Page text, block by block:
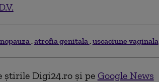
atrofia genitala uscaciune vaginala
știrile Digi24.ro și pe Google News